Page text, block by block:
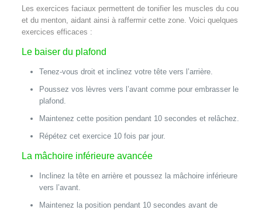
Les exercices faciaux permettent de tonifier les muscles du cou
et du menton, aidant ainsi à raffermir cette zone. Voici quelques
exercices efficaces :
Le baiser du plafond
Tenez-vous droit et inclinez votre tête vers l’arrière.
Poussez vos lèvres vers l’avant comme pour embrasser le
plafond.
Maintenez cette position pendant 10 secondes et relâchez.
Répétez cet exercice 10 fois par jour.
La mâchoire inférieure avancée
Inclinez la tête en arrière et poussez la mâchoire inférieure
vers l’avant.
Maintenez la position pendant 10 secondes avant de